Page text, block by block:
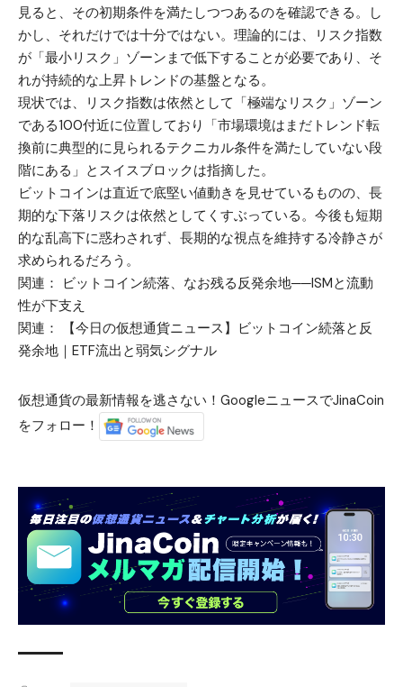
見ると、その初期条件を満たしつつあるのを確認できる。し
かし、それだけでは十分ではない。理論的には、リスク指数
が「最小リスク」ゾーンまで低下することが必要であり、そ
れが持続的な上昇トレンドの基盤となる。
現状では、リスク指数は依然として「極端なリスク」ゾーン
である100付近に位置しており「市場環境はまだトレンド転
換前に典型的に見られるテクニカル条件を満たしていない段
階にある」とスイスブロックは指摘した。
ビットコインは直近で底堅い値動きを見せているものの、長
期的な下落リスクは依然としてくすぶっている。今後も短期
的な乱高下に惑わされず、長期的な視点を維持する冷静さが
求められるだろう。
関連： ビットコイン続落、なお残る反発余地──ISMと流動
性が下支え
関連：
【今日の仮想通貨ニュース】ビットコイン続落と反
発余地｜ETF流出と弱気シグナル
仮想通貨の最新情報を逃さない！GoogleニュースでJinaCoin
をフォロー！